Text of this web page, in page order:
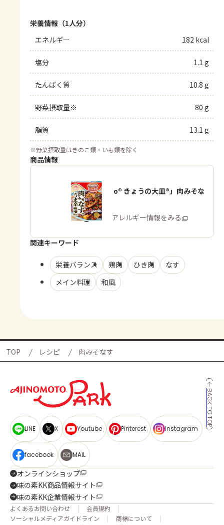
栄養情報（1人分）
エネルギー
182 kcal
塩分 1.1 g
たんぱく質 10.8 g
野菜摂取量※ 80 g
脂質 13.1 g
※野菜摂取量はきのこ類・いも類を除く
商品情報
「Cook Do® きょうの大皿®」肉みそな
す用
商品・アレルギー情報をみる
関連キーワード
栄養バランス 鶏肉 ひき肉
なす
メイン料理
和風
TOP レシピ 肉みそなす
BACK TO TOP
LINE X Youtube Pinterest Instagram
facebook MAIL
オンラインショップ
味の素KK商品情報サイト
味の素KK企業情報サイト
よくあるお問い合わせ
会員規約
ソーシャルメディアガイドライン
商標について